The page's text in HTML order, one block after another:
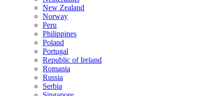
New Zealand
Norway
Peru
Philippines
Poland
Portugal
Republic of Ireland
Romania
Russia
Serbia